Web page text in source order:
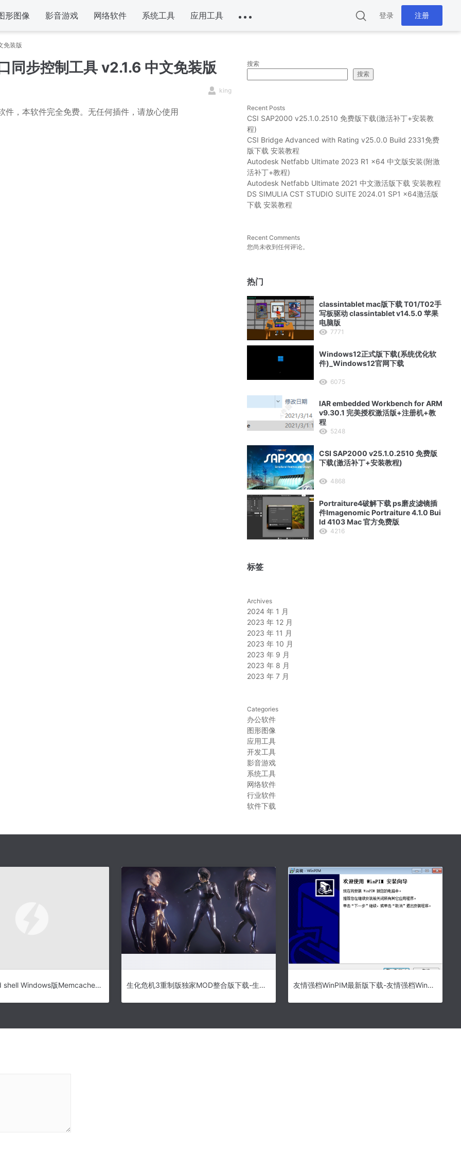
形图像 影音游戏 网络软件 系统工具 应用工具 登录 注册
免装版
同步控制工具 v2.1.6 中文免装版
king
，本软件完全免费。无任何插件，请放心使用
搜索
搜索
Recent Posts
CSI SAP2000 v25.1.0.2510 免费版下载(激活补丁+安装教
程)
CSI Bridge Advanced with Rating v25.0.0 Build 2331免费
版下载 安装教程
Autodesk Netfabb Ultimate 2023 R1 x64 中文版安装(附激
活补丁+教程)
Autodesk Netfabb Ultimate 2021 中文激活版下载 安装教程
DS SIMULIA CST STUDIO SUITE 2024.01 SP1 x64激活版
下载 安装教程
Recent Comments
您尚未收到任何评论。
热门
classintablet mac版下载 T01/T02手
写板驱动 classintablet v14.5.0 苹果
电脑版
7771
Windows12正式版下载(系统优化软
件)_Windows12官网下载
6075
IAR embedded Workbench for ARM
v9.30.1 完美授权激活版+注册机+教
程
5248
CSI SAP2000 v25.1.0.2510 免费版
下载(激活补丁+安装教程)
4868
Portraiture4破解下载 ps磨皮滤镜插
件Imagenomic Portraiture 4.1.0 Bui
ld 4103 Mac 官方免费版
4216
标签
Archives
2024 年 1 月
2023 年 12 月
2023 年 11 月
2023 年 10 月
2023 年 9 月
2023 年 8 月
2023 年 7 月
Categories
办公软件
图形图像
应用工具
开发工具
影音游戏
系统工具
网络软件
行业软件
软件下载
Memcached shell Windows版Memcached工具 生化危机3重制版独家MOD整合版下载-生化危机3重制版绿色版下载 友情强档WinPIM最新版下载-友情强档WinPIM官方版下载v17.20.0.5650 电脑版